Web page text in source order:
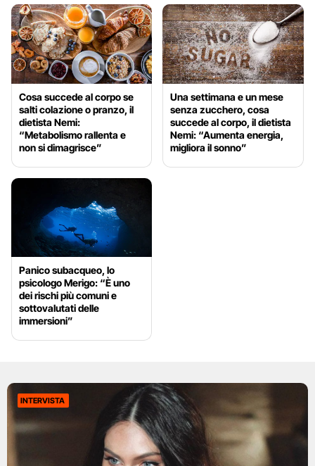
Cosa succede al corpo se
salti colazione o pranzo, il
dietista Nemi:
“Metabolismo rallenta e
non si dimagrisce”
Una settimana e un mese
senza zucchero, cosa
succede al corpo, il dietista
Nemi: “Aumenta energia,
migliora il sonno”
Panico subacqueo, lo
psicologo Merigo: “È uno
dei rischi più comuni e
sottovalutati delle
immersioni”
INTERVISTA